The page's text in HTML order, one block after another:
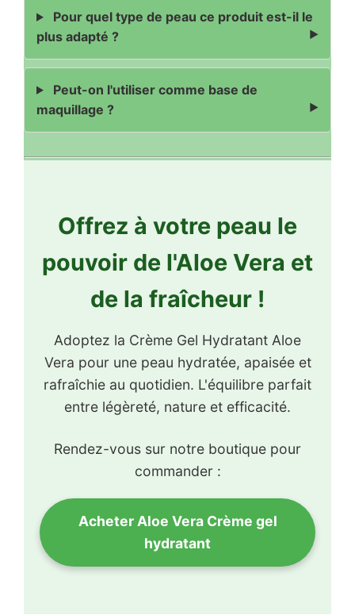
Pour quel type de peau ce produit est-il le
plus adapté ?
Peut-on l'utiliser comme base de
maquillage ?
Offrez à votre peau le
pouvoir de l'Aloe Vera et
de la fraîcheur !
Adoptez la Crème Gel Hydratant Aloe
Vera pour une peau hydratée, apaisée et
rafraîchie au quotidien. L'équilibre parfait
entre légèreté, nature et efficacité.
Rendez-vous sur notre boutique pour
commander :
Acheter Aloe Vera Crème gel
hydratant